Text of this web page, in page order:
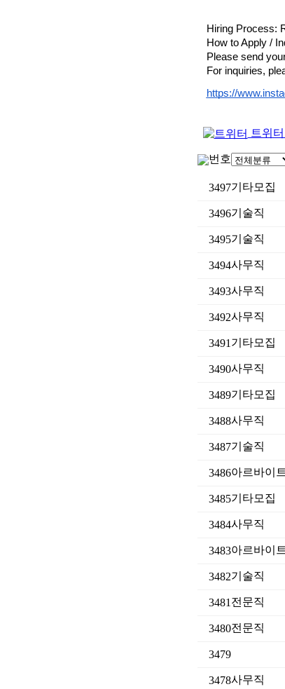
Hiring Process:
How to Apply /
Please send
For inquiries,
https://
트위터
번호
3497기타모집
3496기술직
3495기술직
3494사무직
3493사무직
3492사무직
3491 기타모집
3490사무직
3489기타모집
3488사무직
3487기술직
3486아르바이트
3485기타모집
3484사무직
3483아르바이트
3482기술직
3481 전문직
3480전문직
3479
3478사무직